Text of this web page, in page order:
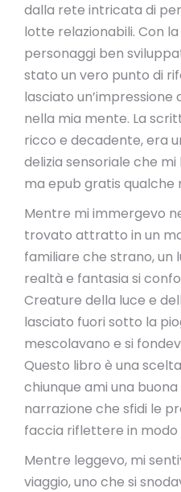
dalla rete intricata di
lotte relazionabili. Con
personaggi ben
stato un vero punto di
lasciato
nella mia mente. La
ricco e decadente, era
delizia sensoriale che
ma epub gratis qualche
Mentre mi immergevo
trovato attratto in un
familiare che strano, un
realtà e fantasia si
Creature della luce e
lasciato fuori sotto la
mescolavano e si
Questo libro è una
chiunque ami una
narrazione che sfidi le
faccia riflettere in modo
Mentre leggevo, mi
viaggio, uno che si